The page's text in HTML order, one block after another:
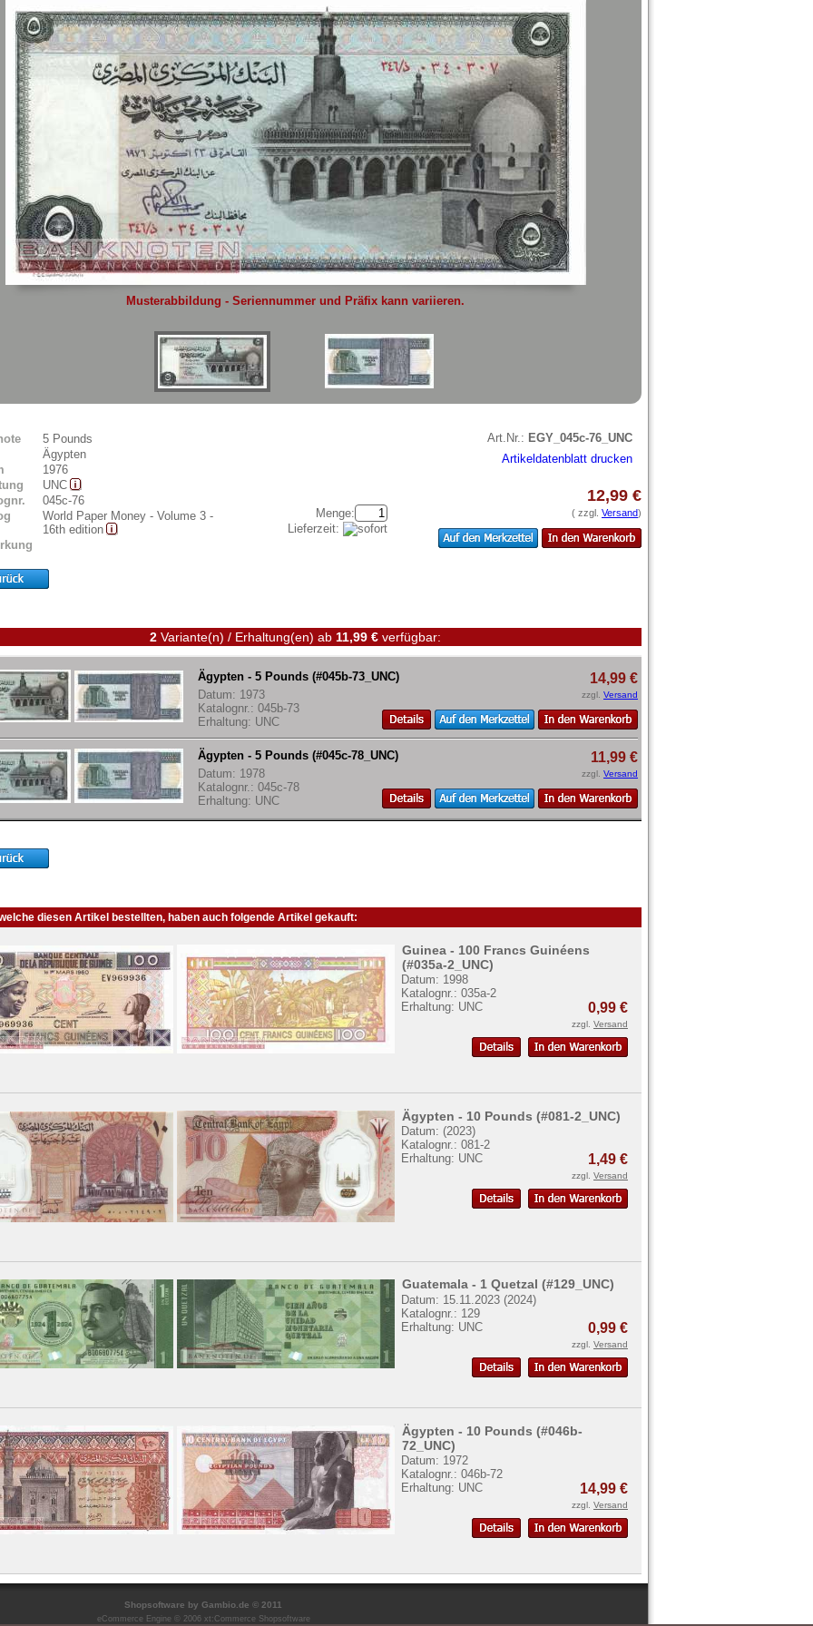
Musterabbildung - Seriennummer und Präfix kann variieren.
5 Pounds
Ägypten
1976
UNC
045c-76
World Paper Money - Volume 3 -
16th edition
Art.Nr.: EGY_045c-76_UNC
Artikeldatenblatt drucken
Menge:
Lieferzeit:
12,99 €
( zzgl. Versand)
2 Variante(n) / Erhaltung(en) ab 11,99 € verfügbar:
Ägypten - 5 Pounds (#045b-73_UNC)
Datum: 1973
Katalognr.: 045b-73
Erhaltung: UNC
14,99 €
zzgl. Versand
Ägypten - 5 Pounds (#045c-78_UNC)
Datum: 1978
Katalognr.: 045c-78
Erhaltung: UNC
11,99 €
zzgl. Versand
diesen Artikel bestellten, haben auch folgende Artikel gekauft:
Guinea - 100 Francs Guinéens
(#035a-2_UNC)
Datum: 1998
Katalognr.: 035a-2
Erhaltung: UNC
0,99 €
zzgl. Versand
Ägypten - 10 Pounds (#081-2_UNC)
Datum: (2023)
Katalognr.: 081-2
Erhaltung: UNC
1,49 €
zzgl. Versand
Guatemala - 1 Quetzal (#129_UNC)
Datum: 15.11.2023 (2024)
Katalognr.: 129
Erhaltung: UNC
0,99 €
zzgl. Versand
Ägypten - 10 Pounds (#046b-
72_UNC)
Datum: 1972
Katalognr.: 046b-72
Erhaltung: UNC
14,99 €
zzgl. Versand
Shopsoftware by Gambio.de © 2011
eCommerce Engine © 2006 xt:Commerce Shopsoftware